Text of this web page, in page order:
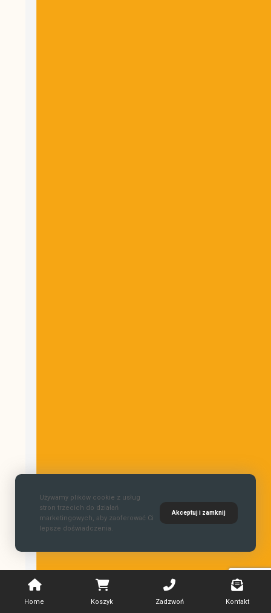
Home Koszyk Zadzwoń Kontakt
Używamy plików cookie z usług
stron trzecich do działań
marketingowych, aby zaoferować Ci
lepsze doświadczenia.
Akceptuj i zamknij